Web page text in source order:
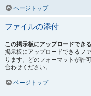
ページトップ
ファイルの添付
この掲示板にアップロードでき
掲示板にアップロードできるフ
ります。どのフォーマットが許
合わせください。
ページトップ